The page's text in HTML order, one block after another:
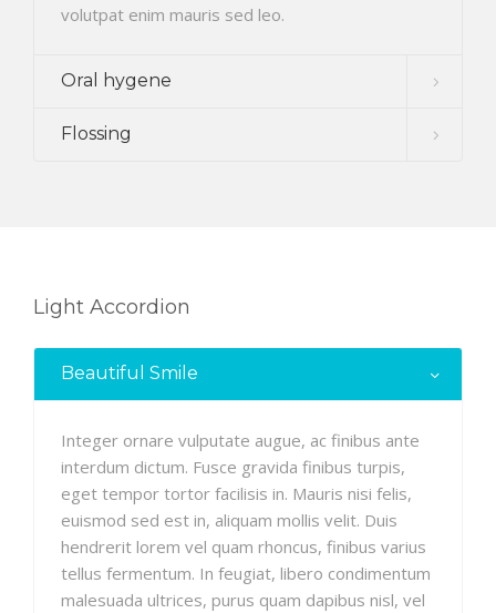
volutpat enim mauris sed leo.
Oral hygene
Flossing
Light Accordion
Beautiful Smile
Integer ornare vulputate augue, ac finibus ante
interdum dictum. Fusce gravida finibus turpis,
eget tempor tortor facilisis in. Mauris nisi felis,
euismod sed est in, aliquam mollis velit. Duis
hendrerit lorem vel quam rhoncus, finibus varius
tellus fermentum. In feugiat, libero condimentum
malesuada ultrices, purus quam dapibus nisl, vel